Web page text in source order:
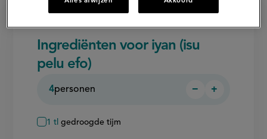
Ingrediënten voor iyan (isu
pelu efo)
4personen
Persoon
−
Persoon
+
1 tl gedroogde tijm